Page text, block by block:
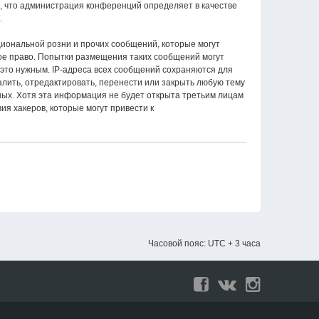
администрация конференций определяет в качестве
.
розни и прочих сообщений, которые могут
право. Попытки размещения таких сообщений могут
нужным. IP-адреса всех сообщений сохраняются для
отредактировать, перенести или закрыть любую тему
Хотя эта информация не будет открыта третьим лицам
хакеров, которые могут привести к
Часовой пояс: UTC + 3 часа